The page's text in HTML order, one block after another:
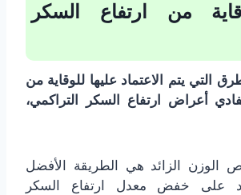
من ارتفاع السكر
التي يتم الاعتماد عليها للوقاية من
أعراض ارتفاع السكر التراكمي،
الوزن الزائد هي الطريقة الأفضل
على خفض معدل ارتفاع السكر